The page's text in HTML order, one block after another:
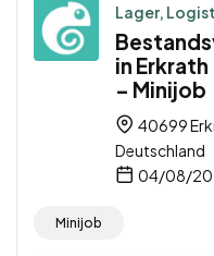
Lager,
in
– Minijob
40699
Deutschland
04/08/
Minijob